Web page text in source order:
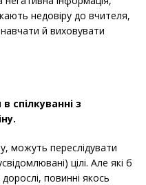
недовіру до вчителя,
й виховувати
спілкуванні з
можуть переслідувати
цілі. Але які б
повинні якось